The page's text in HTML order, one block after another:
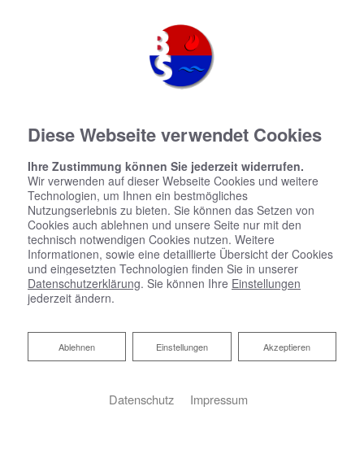
Ihre Flüssiggasheizung von
Bringewatt & Schüler GmbH
Diese Webseite verwendet Cookies
Ihre Zustimmung können Sie jederzeit widerrufen.
Wir verwenden auf dieser Webseite Cookies und weitere
Technologien, um Ihnen ein bestmögliches
Nutzungserlebnis zu bieten. Sie können das Setzen von
Cookies auch ablehnen und unsere Seite nur mit den
technisch notwendigen Cookies nutzen. Weitere
Informationen, sowie eine detaillierte Übersicht der Cookies
und eingesetzten Technologien finden Sie in unserer
Datenschutzerklärung. Sie können Ihre Einstellungen
jederzeit ändern.
Akzeptieren
Einstellungen
Ablehnen
Ablehnen
Datenschutz Impressum